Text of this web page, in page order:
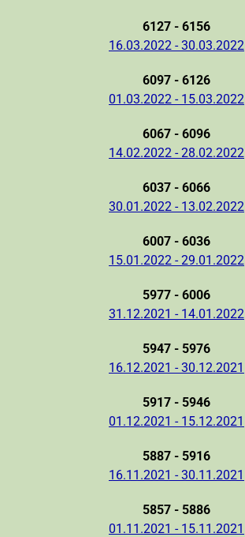
6127 - 6156
16.03.2022 - 30.03.2022
6097 - 6126
01.03.2022 - 15.03.2022
6067 - 6096
14.02.2022 - 28.02.2022
6037 - 6066
30.01.2022 - 13.02.2022
6007 - 6036
15.01.2022 - 29.01.2022
5977 - 6006
31.12.2021 - 14.01.2022
5947 - 5976
16.12.2021 - 30.12.2021
5917 - 5946
01.12.2021 - 15.12.2021
5887 - 5916
16.11.2021 - 30.11.2021
5857 - 5886
01.11.2021 - 15.11.2021